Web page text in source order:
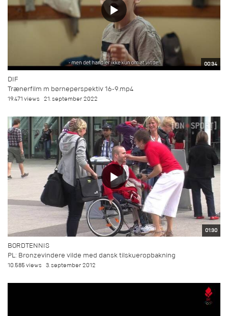
00:34
DIF
Trænerfilm m børneperspektiv 16-9.mp4
19.471 views 21. september 2022
01:30
BORDTENNIS
PL: Bronzevindere vilde med dansk tilskueropbakning
10.585 views 3. september 2012